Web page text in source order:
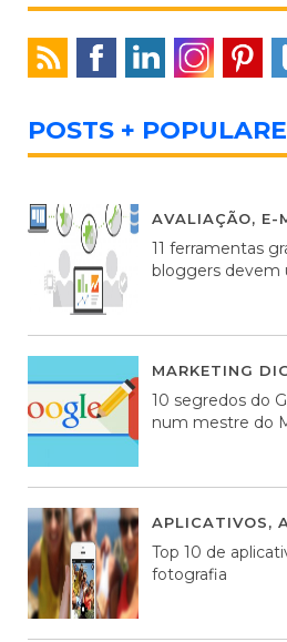
POSTS +
AVALIAÇÃO, E-
11 ferramentas
bloggers devem
MARKETING
10 segredos do
num mestre do
APLICATIVOS,
Top 10 de
fotografia